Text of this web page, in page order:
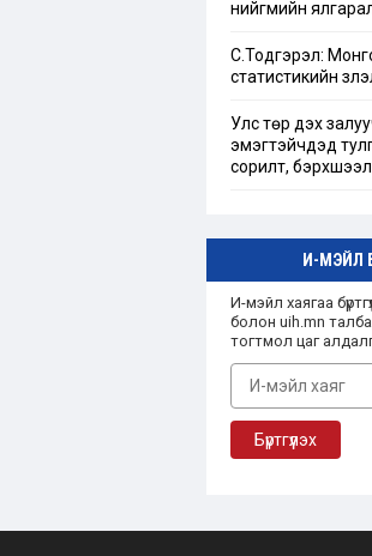
судалгаа
“Ашгийн бус
талаарх Монгол
нийгмийн
С.Тодгэрэл:
статистикийн
Улс төр дэх
эмэгтэйчүүдэд
сорилт, бэрхшээл
И-МЭЙЛ
И-мэйл хаягаа
болон uih.mn
тогтмол цаг